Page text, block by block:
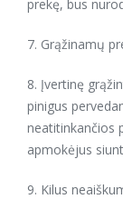
prekę, bus
7. Grąžinamų
8. Įvertinę
pinigus
neatitinkančios
apmokėjus
9. Kilus